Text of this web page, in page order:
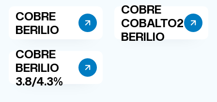
COBRE
BERILIO
COBRE
COBALTO2
BERILIO
COBRE
BERILIO
3.8/4.3%